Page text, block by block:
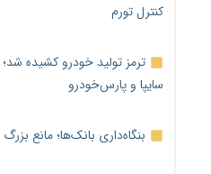
کنترل تورم
سایپا و پارس‌خودرو
بنگاه‌داری بانک‌ها؛ مانع